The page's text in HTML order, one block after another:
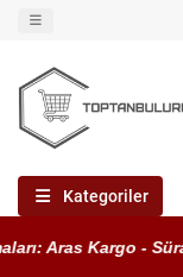
Kategoriler
Aras Kargo -